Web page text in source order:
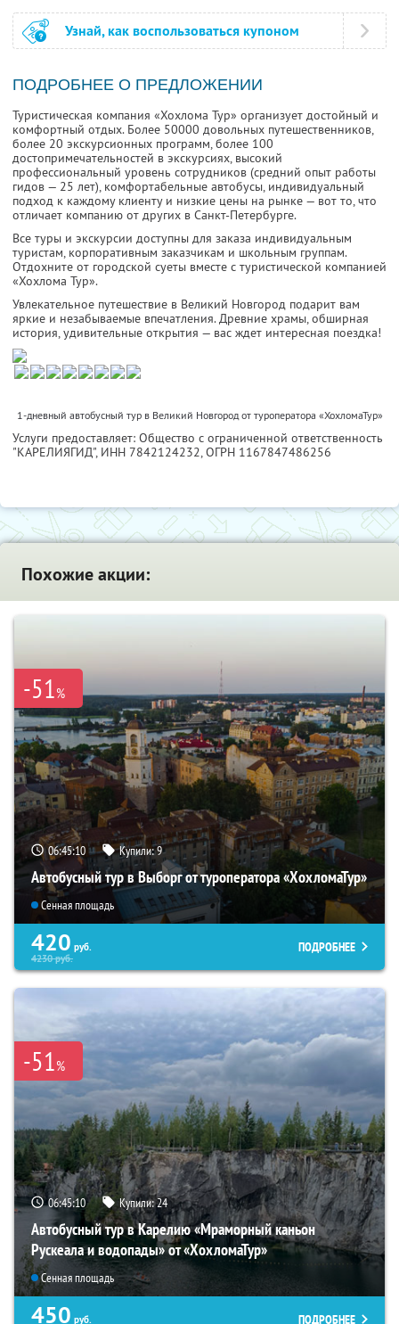
Узнай, как воспользоваться купоном
ПОДРОБНЕЕ О ПРЕДЛОЖЕНИИ
Туристическая компания «Хохлома Тур» организует достойный и
комфортный отдых. Более 50000 довольных путешественников,
более 20 экскурсионных программ, более 100
достопримечательностей в экскурсиях, высокий
профессиональный уровень сотрудников (средний опыт работы
гидов — 25 лет), комфортабельные автобусы, индивидуальный
подход к каждому клиенту и низкие цены на рынке — вот то, что
отличает компанию от других в Санкт-Петербурге.
Все туры и экскурсии доступны для заказа индивидуальным
туристам, корпоративным заказчикам и школьным группам.
Отдохните от городской суеты вместе с туристической компанией
«Хохлома Тур».
Увлекательное путешествие в Великий Новгород подарит вам
яркие и незабываемые впечатления. Древние храмы, обширная
история, удивительные открытия — вас ждет интересная поездка!
1-дневный автобусный тур в Великий Новгород от туроператора «ХохломаТур»
Услуги предоставляет: Общество с ограниченной ответственность
"КАРЕЛИЯГИД", ИНН 7842124232, ОГРН 1167847486256
Похожие акции:
-51%
06:45:09 Купили:9
Автобусный тур в Выборг от туроператора «ХохломаТур»
Сенная площадь
420 руб.
4230руб.
ПОДРОБНЕЕ
-51%
06:45:09 Купили:24
Автобусный тур в Карелию «Мраморный каньон
Рускеала и водопады» от «ХохломаТур»
Сенная площадь
450 руб. ПОДРОБНЕЕ